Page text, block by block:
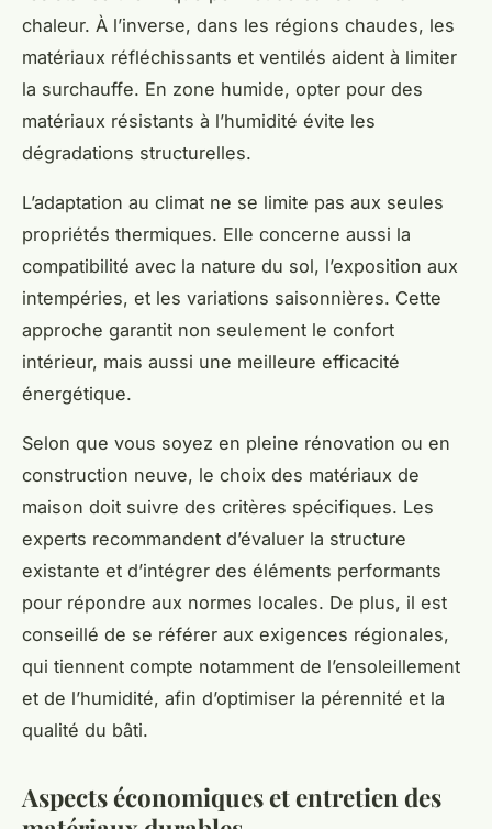
chaleur. À l’inverse, dans les régions chaudes, les
matériaux réfléchissants et ventilés aident à limiter
la surchauffe. En zone humide, opter pour des
matériaux résistants à l’humidité évite les
dégradations structurelles.
L’adaptation au climat ne se limite pas aux seules
propriétés thermiques. Elle concerne aussi la
compatibilité avec la nature du sol, l’exposition aux
intempéries, et les variations saisonnières. Cette
approche garantit non seulement le confort
intérieur, mais aussi une meilleure efficacité
énergétique.
Selon que vous soyez en pleine rénovation ou en
construction neuve, le choix des matériaux de
maison doit suivre des critères spécifiques. Les
experts recommandent d’évaluer la structure
existante et d’intégrer des éléments performants
pour répondre aux normes locales. De plus, il est
conseillé de se référer aux exigences régionales,
qui tiennent compte notamment de l’ensoleillement
et de l’humidité, afin d’optimiser la pérennité et la
qualité du bâti.
Aspects économiques et entretien des